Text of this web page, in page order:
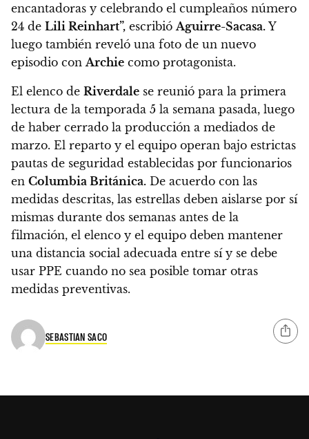
encantadoras y celebrando el cumpleaños número
24 de Lili Reinhart”, escribióAguirre-Sacasa. Y
luego también reveló una foto de un nuevo
episodio conArchie como protagonista.
El elenco de Riverdale se reunió para la primera
lectura de la temporada 5 la semana pasada, luego
de haber cerrado la producción a mediados de
marzo. El reparto y el equipo operan bajo estrictas
pautas de seguridad establecidas por funcionarios
en Columbia Británica. De acuerdo con las
medidas descritas, las estrellas deben aislarse por sí
mismas durante dos semanas antes de la
filmación, el elenco y el equipo deben mantener
una distancia social adecuada entre sí y se debe
usar PPE cuando no sea posible tomar otras
medidas preventivas.
SEBASTIAN SACO